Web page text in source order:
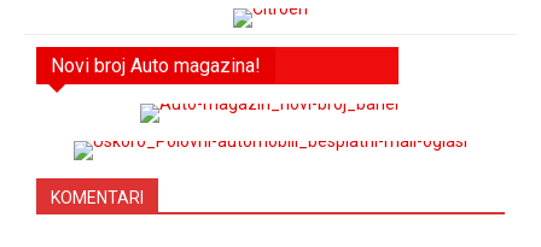
Novi broj Auto magazina!
KOMENTARI